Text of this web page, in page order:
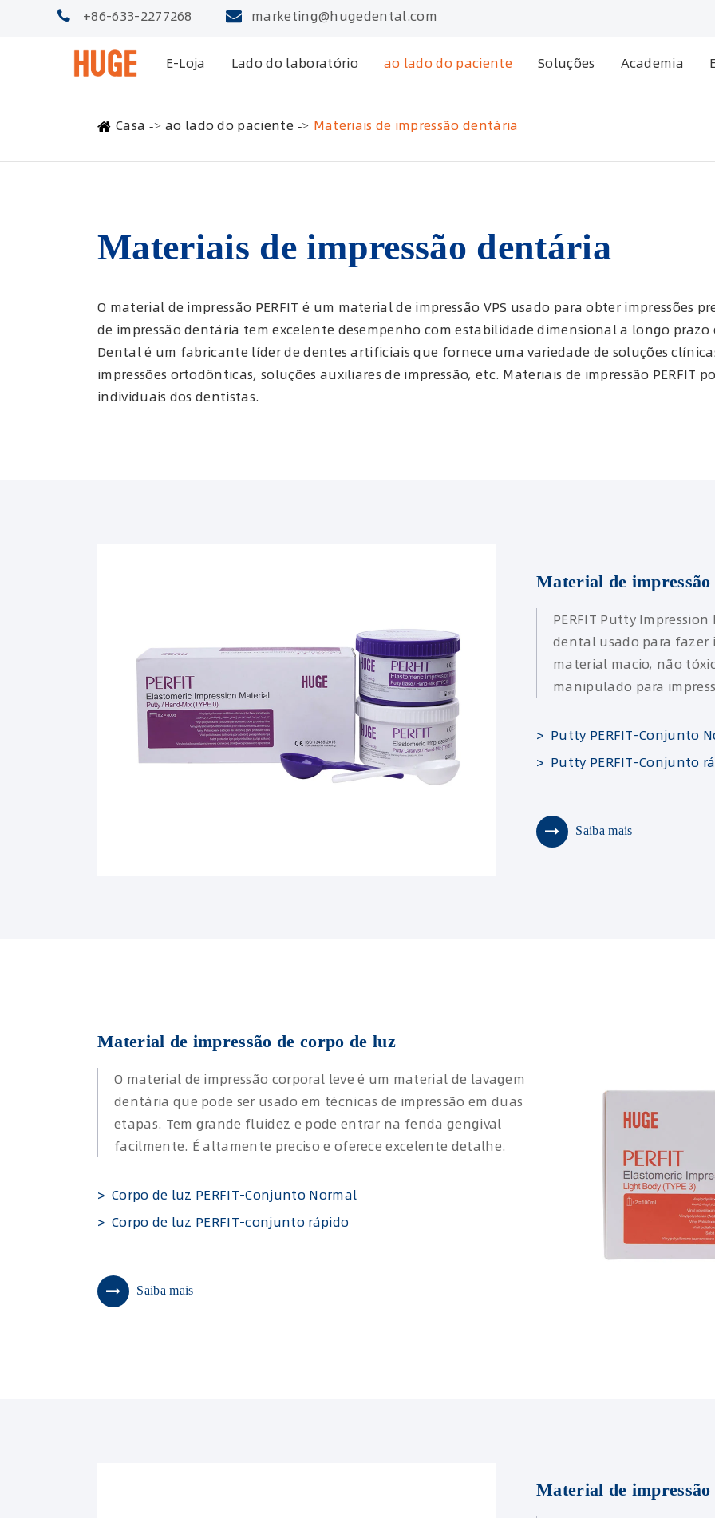
+86-633-2277268 marketing@hugedental.com
E-Loja Lado do laboratório ao lado do paciente Soluções Academia
Casa ao lado do paciente Materiais de impressão dentária
Materiais de impressão dentária
O material de impressão PERFIT é um material de impressão VPS usado para obter impressões
de impressão dentária tem excelente desempenho com estabilidade dimensional a longo prazo
Dental é um fabricante líder de dentes artificiais que fornece uma variedade de soluções
impressões ortodônticas, soluções auxiliares de impressão, etc. Materiais de impressão PERFIT
individuais dos dentistas.
Material de
PERFIT Putty
dental usado para fazer
material macio, não
manipulado para
> Putty PERFIT-Conjunto
> Putty PERFIT-Conjunto
Saiba mais
Material de impressão de corpo de luz
O material de impressão corporal leve é um material de lavagem
dentária que pode ser usado em técnicas de impressão em duas
etapas. Tem grande fluidez e pode entrar na fenda gengival
facilmente. É altamente preciso e oferece excelente detalhe.
> Corpo de luz PERFIT-Conjunto Normal
> Corpo de luz PERFIT-conjunto rápido
Saiba mais
Material de impressão